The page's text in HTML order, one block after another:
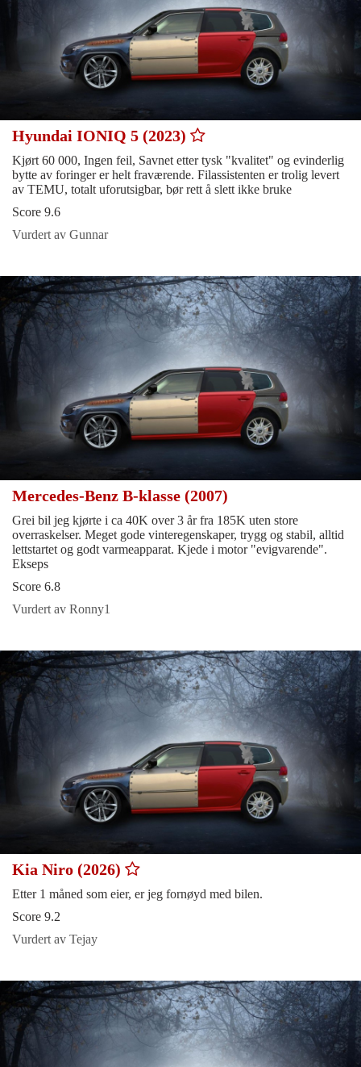
Hyundai IONIQ 5 (2023)
Kjørt 60 000, Ingen feil, Savnet etter tysk "kvalitet" og evinderlig
bytte av foringer er helt fraværende. Filassistenten er trolig levert
av TEMU, totalt uforutsigbar, bør rett å slett ikke bruke
Score 9.6
Vurdert av Gunnar
Mercedes-Benz B-klasse (2007)
Grei bil jeg kjørte i ca 40K over 3 år fra 185K uten store
overraskelser. Meget gode vinteregenskaper, trygg og stabil, alltid
lettstartet og godt varmeapparat. Kjede i motor "evigvarende".
Ekseps
Score 6.8
Vurdert av Ronny1
Kia Niro (2026)
Etter 1 måned som eier, er jeg fornøyd med bilen.
Score 9.2
Vurdert av Tejay